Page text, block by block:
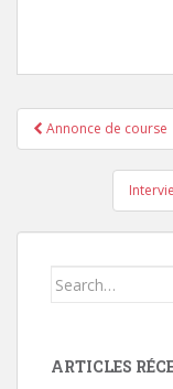
Annonce de course
Search for:
ARTICLES